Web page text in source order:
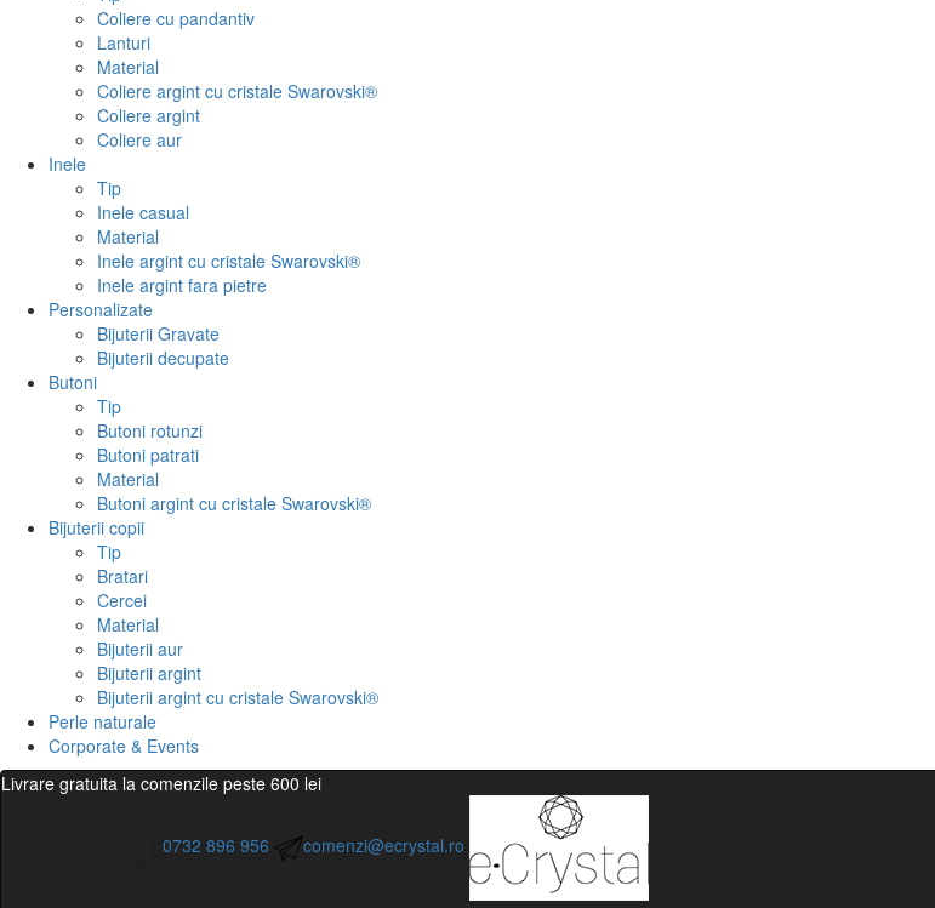
Coliere cu pandantiv
Lanturi
Material
Coliere argint cu cristale Swarovski®
Coliere argint
Coliere aur
Inele
Tip
Inele casual
Material
Inele argint cu cristale Swarovski®
Inele argint fara pietre
Personalizate
Bijuterii Gravate
Bijuterii decupate
Butoni
Tip
Butoni rotunzi
Butoni patrati
Material
Butoni argint cu cristale Swarovski®
Bijuterii copii
Tip
Bratari
Cercei
Material
Bijuterii aur
Bijuterii argint
Bijuterii argint cu cristale Swarovski®
Perle naturale
Corporate & Events
Livrare gratuita la comenzile peste 600 lei
0732 896 956 comenzi@ecrystal.ro